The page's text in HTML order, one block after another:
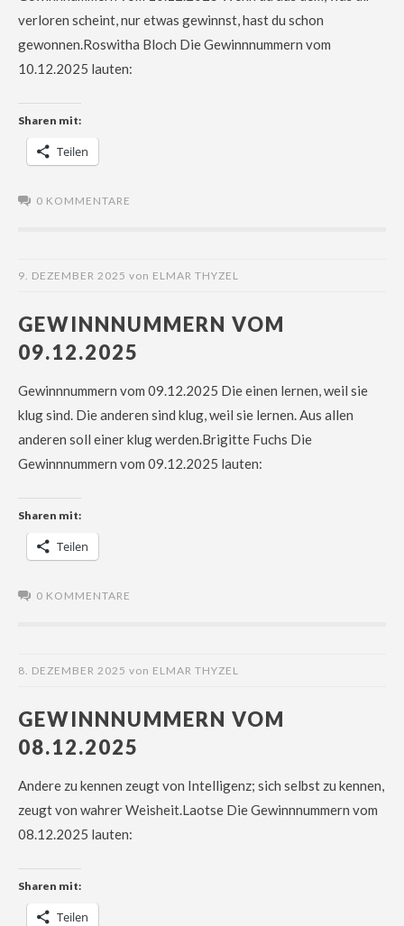
verloren scheint, nur etwas gewinnst, hast du schon
gewonnen.Roswitha Bloch Die Gewinnnummern vom
10.12.2025 lauten:
Sharen mit:
Teilen
0 KOMMENTARE
9. DEZEMBER 2025 von ELMAR THYZEL
GEWINNNUMMERN VOM
09.12.2025
Gewinnnummern vom 09.12.2025 Die einen lernen, weil sie
klug sind. Die anderen sind klug, weil sie lernen. Aus allen
anderen soll einer klug werden.Brigitte Fuchs Die
Gewinnnummern vom 09.12.2025 lauten:
Sharen mit:
Teilen
0 KOMMENTARE
8. DEZEMBER 2025 von ELMAR THYZEL
GEWINNNUMMERN VOM
08.12.2025
Andere zu kennen zeugt von Intelligenz; sich selbst zu kennen,
zeugt von wahrer Weisheit.Laotse Die Gewinnnummern vom
08.12.2025 lauten:
Sharen mit:
Teilen